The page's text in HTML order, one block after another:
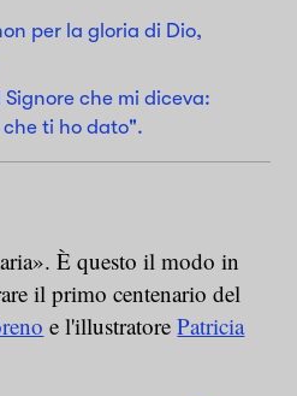
per la gloria di Dio,
che mi diceva:
ti ho dato".
È questo il modo in
il primo centenario del
e l'illustratorePatricia